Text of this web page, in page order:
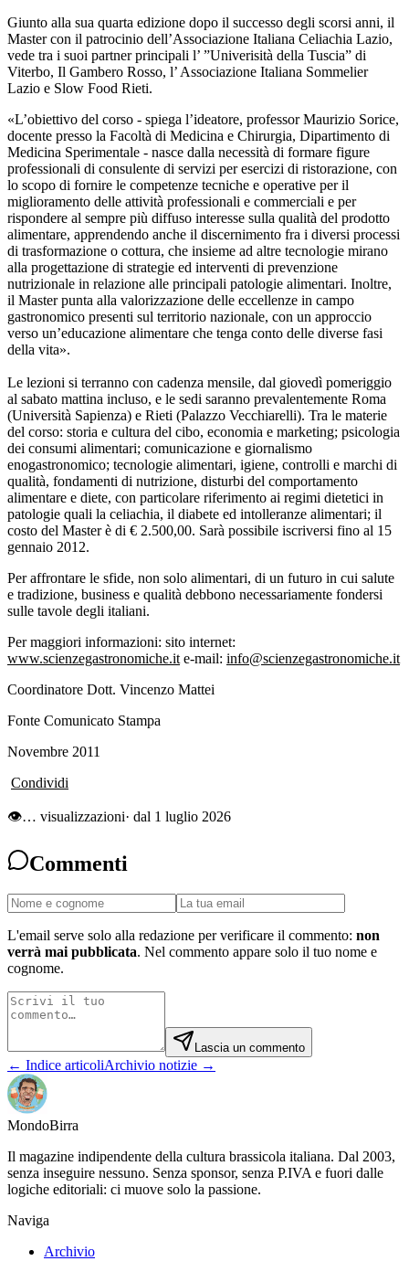
Giunto alla sua quarta edizione dopo il successo degli scorsi anni, il
Master con il patrocinio dell’Associazione Italiana Celiachia Lazio,
vede tra i suoi partner principali l’ ”Univerisità della Tuscia” di
Viterbo, Il Gambero Rosso, l’ Associazione Italiana Sommelier
Lazio e Slow Food Rieti.
«L’obiettivo del corso - spiega l’ideatore, professor Maurizio Sorice,
docente presso la Facoltà di Medicina e Chirurgia, Dipartimento di
Medicina Sperimentale - nasce dalla necessità di formare figure
professionali di consulente di servizi per esercizi di ristorazione, con
lo scopo di fornire le competenze tecniche e operative per il
miglioramento delle attività professionali e commerciali e per
rispondere al sempre più diffuso interesse sulla qualità del prodotto
alimentare, apprendendo anche il discernimento fra i diversi processi
di trasformazione o cottura, che insieme ad altre tecnologie mirano
alla progettazione di strategie ed interventi di prevenzione
nutrizionale in relazione alle principali patologie alimentari. Inoltre,
il Master punta alla valorizzazione delle eccellenze in campo
gastronomico presenti sul territorio nazionale, con un approccio
verso un’educazione alimentare che tenga conto delle diverse fasi
della vita».
Le lezioni si terranno con cadenza mensile, dal giovedì pomeriggio
al sabato mattina incluso, e le sedi saranno prevalentemente Roma
(Università Sapienza) e Rieti (Palazzo Vecchiarelli). Tra le materie
del corso: storia e cultura del cibo, economia e marketing; psicologia
dei consumi alimentari; comunicazione e giornalismo
enogastronomico; tecnologie alimentari, igiene, controlli e marchi di
qualità, fondamenti di nutrizione, disturbi del comportamento
alimentare e diete, con particolare riferimento ai regimi dietetici in
patologie quali la celiachia, il diabete ed intolleranze alimentari; il
costo del Master è di € 2.500,00. Sarà possibile iscriversi fino al 15
gennaio 2012.
Per affrontare le sfide, non solo alimentari, di un futuro in cui salute
e tradizione, business e qualità debbono necessariamente fondersi
sulle tavole degli italiani.
Per maggiori informazioni: sito internet:
www.scienzegastronomiche.it e-mail: info@scienzegastronomiche.it
Coordinatore Dott. Vincenzo Mattei
Fonte Comunicato Stampa
Novembre 2011
Condividi
👁… visualizzazioni· dal 1 luglio 2026
Commenti
L'email serve solo alla redazione per verificare il commento: non
verrà mai pubblicata. Nel commento appare solo il tuo nome e
cognome.
Lascia un commento
← Indice articoliArchivio notizie →
MondoBirra
Il magazine indipendente della cultura brassicola italiana. Dal 2003,
senza inseguire nessuno. Senza sponsor, senza P.IVA e fuori dalle
logiche editoriali: ci muove solo la passione.
Naviga
Archivio